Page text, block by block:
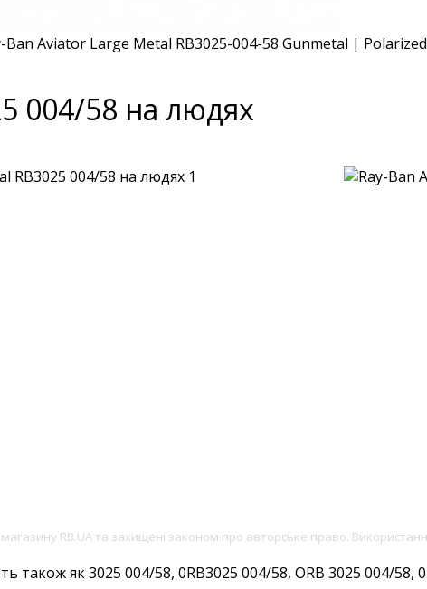
004/58 на людях
магазину RB.UA та захищені законом про авторське право.
як 3025 004/58, 0RB3025 004/58, ORB 3025 004/58,